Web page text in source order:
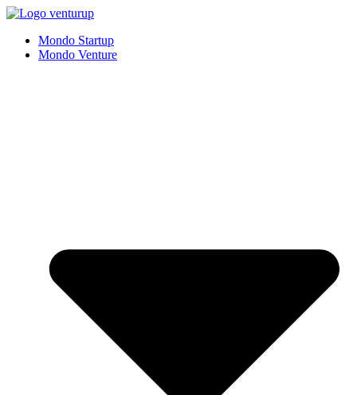
Vai
contenutoMondo Startup
Mondo Venture